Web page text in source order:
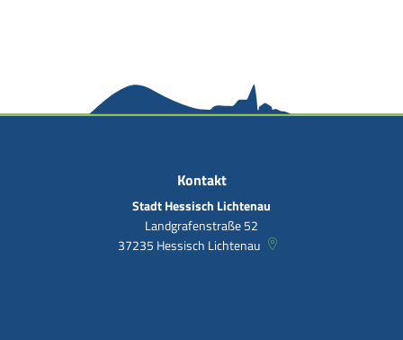
Kontakt
Stadt Hessisch Lichtenau
Landgrafenstraße 52
37235 Hessisch Lichtenau